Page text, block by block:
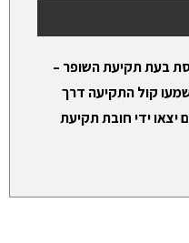
בעת תקיעת השופר –
קול התקיעה דרך
יצאו ידי חובת תקיעת